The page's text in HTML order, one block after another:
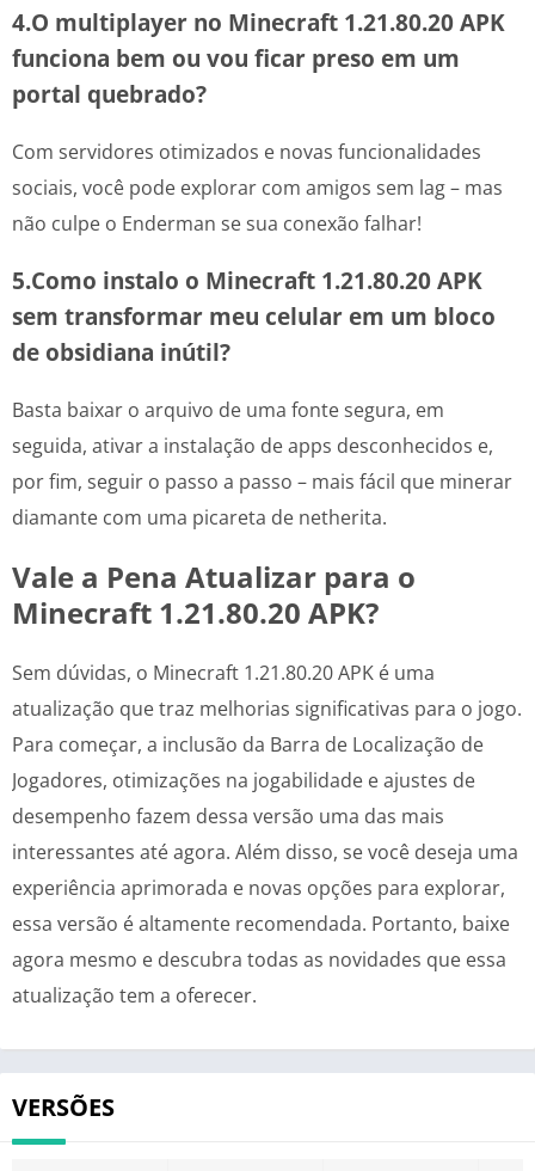
4.O multiplayer no Minecraft 1.21.80.20 APK
funciona bem ou vou ficar preso em um
portal quebrado?
Com servidores otimizados e novas funcionalidades
sociais, você pode explorar com amigos sem lag – mas
não culpe o Enderman se sua conexão falhar!
5.Como instalo o Minecraft 1.21.80.20 APK
sem transformar meu celular em um bloco
de obsidiana inútil?
Basta baixar o arquivo de uma fonte segura, em
seguida, ativar a instalação de apps desconhecidos e,
por fim, seguir o passo a passo – mais fácil que minerar
diamante com uma picareta de netherita.
Vale a Pena Atualizar para o
Minecraft 1.21.80.20 APK?
Sem dúvidas, o Minecraft 1.21.80.20 APK é uma
atualização que traz melhorias significativas para o jogo.
Para começar, a inclusão da Barra de Localização de
Jogadores, otimizações na jogabilidade e ajustes de
desempenho fazem dessa versão uma das mais
interessantes até agora. Além disso, se você deseja uma
experiência aprimorada e novas opções para explorar,
essa versão é altamente recomendada. Portanto, baixe
agora mesmo e descubra todas as novidades que essa
atualização tem a oferecer.
VERSÕES